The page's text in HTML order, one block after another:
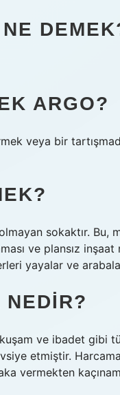
ARGO?
veya bir
sokaktır. Bu,
ve plansız inşaat
yayalar ve
NEDIR?
ve ibadet gibi
etmiştir.
vermekten